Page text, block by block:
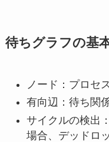
待ちグラフの基
ノード：プロセ
有向辺：待ち関
サイクルの検出
場合、デッドロ